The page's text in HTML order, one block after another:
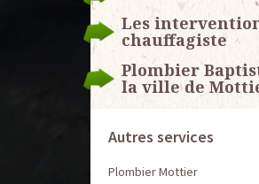
Les
chauffagiste
Plombier
la ville de
Autres services
Plombier Mottier